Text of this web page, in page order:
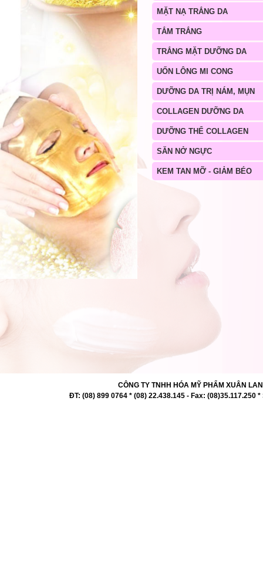
MẶT NẠ TRẮNG DA
TẮM TRẮNG
TRẮNG MẶT DƯỠNG DA
UỐN LÔNG MI CONG
DƯỠNG DA TRỊ NÁM, MỤN
COLLAGEN DƯỠNG DA
DƯỠNG THỂ COLLAGEN
SĂN NỞ NGỰC
KEM TAN MỠ - GIẢM BÉO
CÔNG TY TNHH HÓA MỸ PHẨM XUÂN
ĐT: (08) 899 0764 * (08) 22.438.145 - Fax: